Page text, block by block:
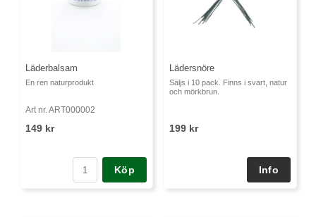
Läderbalsam
En ren naturprodukt
Art nr. ART000002
149 kr
Köp
Lädersnöre
Säljs i 10 pack. Finns i svart, natur
och mörkbrun.
199 kr